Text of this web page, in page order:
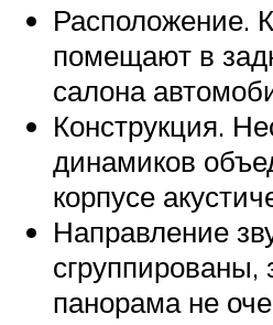
Расположение.
помещают в
салона
Конструкция.
динамиков
корпусе
Направление
сгруппированы,
панорама не